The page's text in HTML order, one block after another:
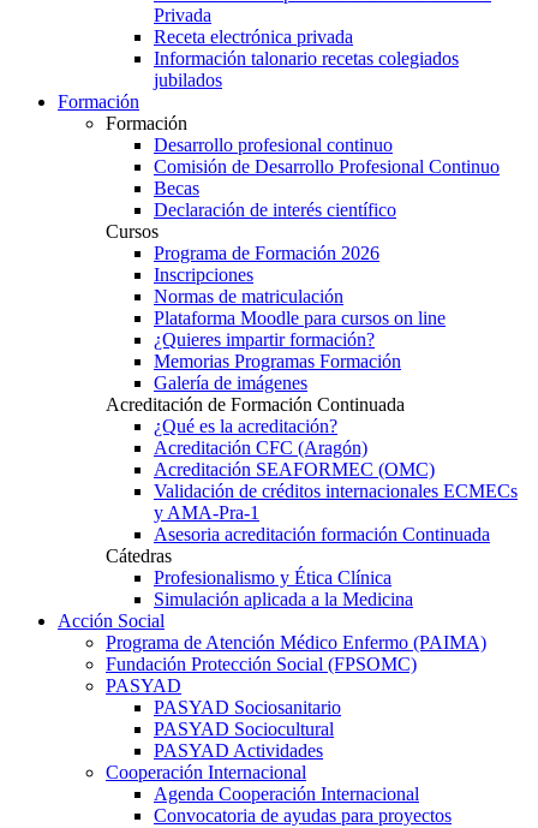
Privada
Receta electrónica privada
Información talonario recetas colegiados
jubilados
Formación
Formación
Desarrollo profesional continuo
Comisión de Desarrollo Profesional Continuo
Becas
Declaración de interés científico
Cursos
Programa de Formación 2026
Inscripciones
Normas de matriculación
Plataforma Moodle para cursos on line
¿Quieres impartir formación?
Memorias Programas Formación
Galería de imágenes
Acreditación de Formación Continuada
¿Qué es la acreditación?
Acreditación CFC (Aragón)
Acreditación SEAFORMEC (OMC)
Validación de créditos internacionales ECMECs
y AMA-Pra-1
Asesoria acreditación formación Continuada
Cátedras
Profesionalismo y Ética Clínica
Simulación aplicada a la Medicina
Acción Social
Programa de Atención Médico Enfermo (PAIMA)
Fundación Protección Social (FPSOMC)
PASYAD
PASYAD Sociosanitario
PASYAD Sociocultural
PASYAD Actividades
Cooperación Internacional
Agenda Cooperación Internacional
Convocatoria de ayudas para proyectos